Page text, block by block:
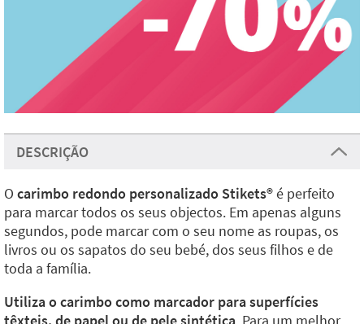
DESCRIÇÃO
O carimbo redondo personalizado Stikets®️é perfeito
para marcar todos os seus objectos. Em apenas alguns
segundos, pode marcar com o seu nome as roupas, os
livros ou os sapatos do seu bebé, dos seus filhos e de
toda a família.
Utiliza o carimbo como marcador para superfícies